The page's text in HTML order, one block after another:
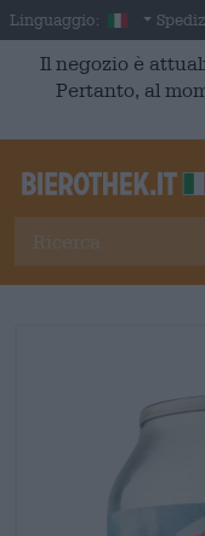
Skip to main content
Linguaggio: Italian
Il negozio è
Pertanto, al